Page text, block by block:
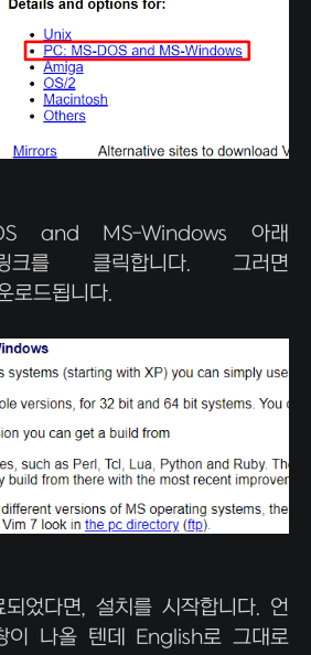
and MS-Windows 아래
를 클릭합니다. 그러면
로드됩니다.
었다면, 설치를 시작합니다. 언
이 나올 텐데 English로 그대로